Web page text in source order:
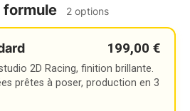
formule 2 options
199,00 €
2D Racing, finition brillante.
prêtes à poser, production en 3